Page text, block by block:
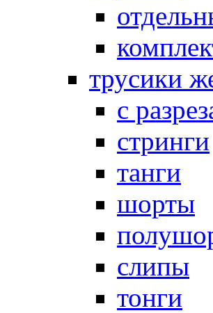
трусики
с
стринги
танги
шорты
слипы
тонги